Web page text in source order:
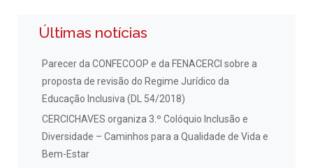
Últimas notícias
Parecer da CONFECOOP e da FENACERCI sobre a
proposta de revisão do Regime Jurídico da
Educação Inclusiva (DL 54/2018)
CERCICHAVES organiza 3.º Colóquio Inclusão e
Diversidade – Caminhos para a Qualidade de Vida e
Bem-Estar